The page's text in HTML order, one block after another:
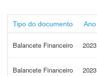
Tipo do documento Ano
Balancete Financeiro 2023
Balancete Financeiro 2023